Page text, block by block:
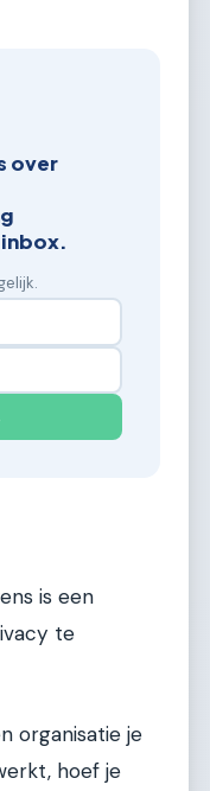
over
is een
te
organisatie je
hoef je